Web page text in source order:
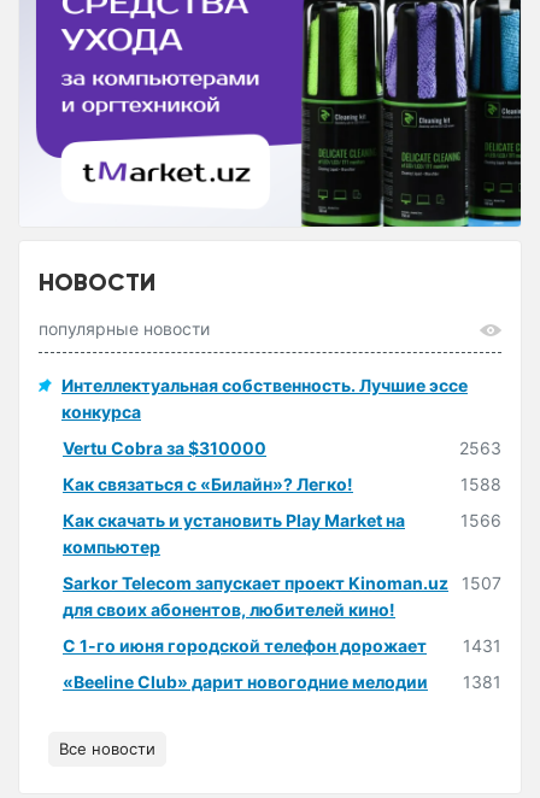
НОВОСТИ
популярные новости
Интеллектуальная собственность. Лучшие эссе
конкурса
Vertu Cobra за $310000
2563
Как связаться с «Билайн»? Легко!
1588
Как скачать и установить Play Market на
компьютер
1566
Sarkor Telecom запускает проект Kinoman.uz
для своих абонентов, любителей кино!
1507
С 1-го июня городской телефон дорожает
1431
«Beeline Club» дарит новогодние мелодии
1381
Все новости